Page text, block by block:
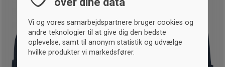
Vi og vores samarbejdspartnere bruger cookies og
andre teknologier til at give dig den bedste
oplevelse, samt til anonym statistik og udvælge
hvilke produkter vi markedsfører.